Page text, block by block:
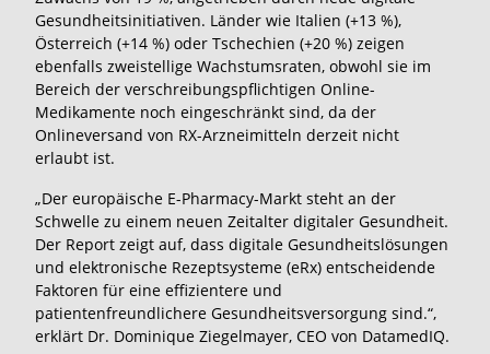
Gesundheitsinitiativen. Länder wie Italien (+13 %),
Österreich (+14 %) oder Tschechien (+20 %) zeigen
ebenfalls zweistellige Wachstumsraten, obwohl sie im
Bereich der verschreibungspflichtigen Online-
Medikamente noch eingeschränkt sind, da der
Onlineversand von RX-Arzneimitteln derzeit nicht
erlaubt ist.
„Der europäische E-Pharmacy-Markt steht an der
Schwelle zu einem neuen Zeitalter digitaler Gesundheit.
Der Report zeigt auf, dass digitale Gesundheitslösungen
und elektronische Rezeptsysteme (eRx) entscheidende
Faktoren für eine effizientere und
patientenfreundlichere Gesundheitsversorgung sind.“,
erklärt Dr. Dominique Ziegelmayer, CEO von DatamedIQ.